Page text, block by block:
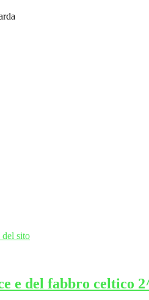
del sito
e del fabbro celtico